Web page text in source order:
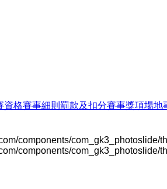
資格賽事細則 罰款及扣分賽事獎項場地
components/
components/